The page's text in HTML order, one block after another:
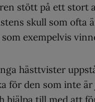
stött på ett stort
skull som ofta
exempelvis
hästtvister
för den som inte
hjälpa till med att